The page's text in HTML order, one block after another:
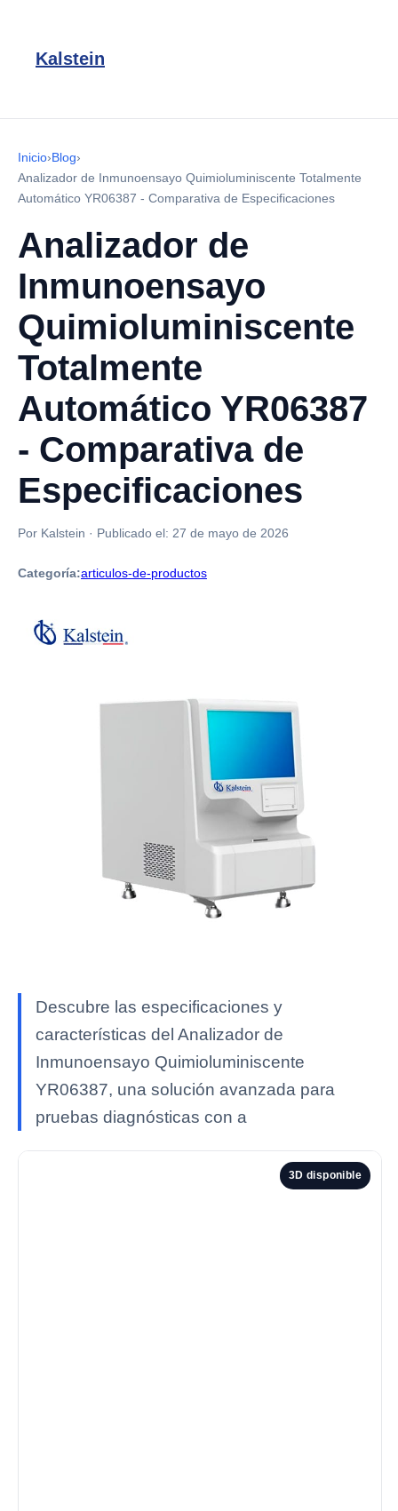
Kalstein
Inicio›Blog›
Analizador de Inmunoensayo Quimioluminiscente Totalmente
Automático YR06387 - Comparativa de Especificaciones
Analizador de
Inmunoensayo
Quimioluminiscente
Totalmente
Automático YR06387
- Comparativa de
Especificaciones
Por Kalstein · Publicado el: 27 de mayo de 2026
Categoría:articulos-de-productos
Descubre las especificaciones y
características del Analizador de
Inmunoensayo Quimioluminiscente
YR06387, una solución avanzada para
pruebas diagnósticas con a
3D disponible